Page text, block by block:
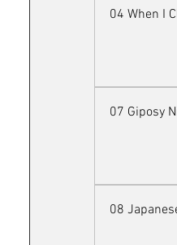
04 When I
07 Giposy
08